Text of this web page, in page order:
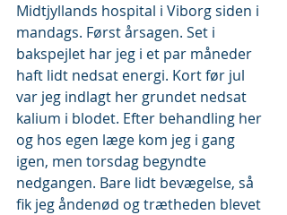
Midtjyllands hospital i Viborg siden i
mandags. Først årsagen. Set i
bakspejlet har jeg i et par måneder
haft lidt nedsat energi. Kort før jul
var jeg indlagt her grundet nedsat
kalium i blodet. Efter behandling her
og hos egen læge kom jeg i gang
igen, men torsdag begyndte
nedgangen. Bare lidt bevægelse, så
fik jeg åndenød og trætheden blevet